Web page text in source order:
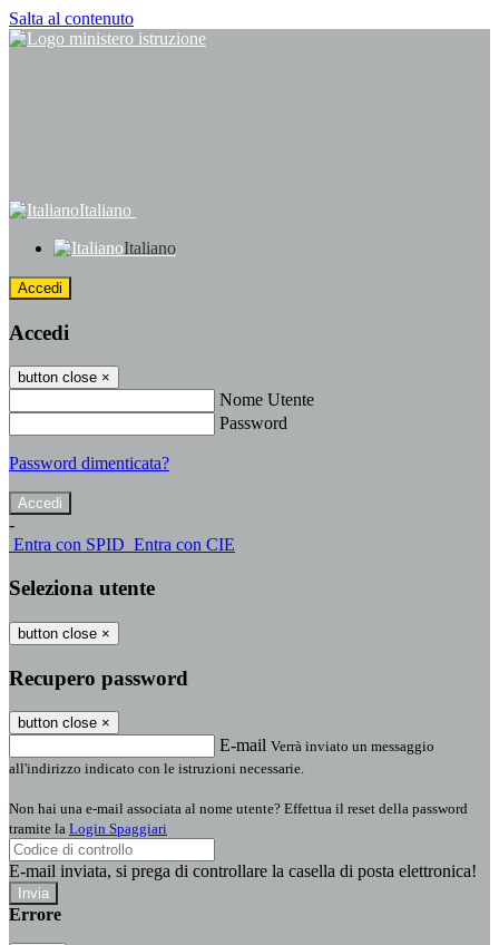
Salta al contenuto
Italiano
Italiano
Accedi
Accedi
button close ×
Nome Utente
Password
Password dimenticata?
-
Entra con SPID Entra con CIE
Seleziona utente
button close ×
Recupero password
button close ×
E-mail Verrà inviato un messaggio
all'indirizzo indicato con le istruzioni necessarie.
Non hai una e-mail associata al nome utente? Effettua il reset della password
tramite la Login Spaggiari
E-mail inviata, si prega di controllare la casella di posta elettronica!
Errore